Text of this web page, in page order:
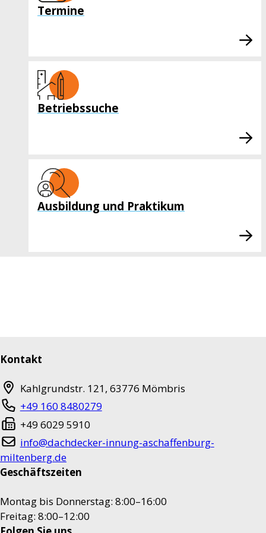
Termine
Betriebssuche
Ausbildung und Praktikum
Kontakt
Kahlgrundstr. 121, 63776 Mömbris
+49 160 8480279
+49 6029 5910
info@dachdecker-innung-aschaffenburg-
miltenberg.de
Geschäftszeiten
Montag bis Donnerstag: 8:00–16:00
Freitag: 8:00–12:00